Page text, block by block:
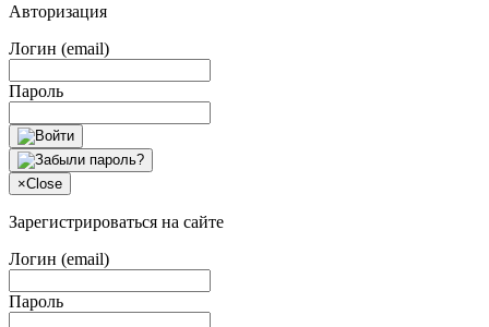
Авторизация
Логин (email)
Пароль
×Close
Зарегистрироваться на сайте
Логин (email)
Пароль